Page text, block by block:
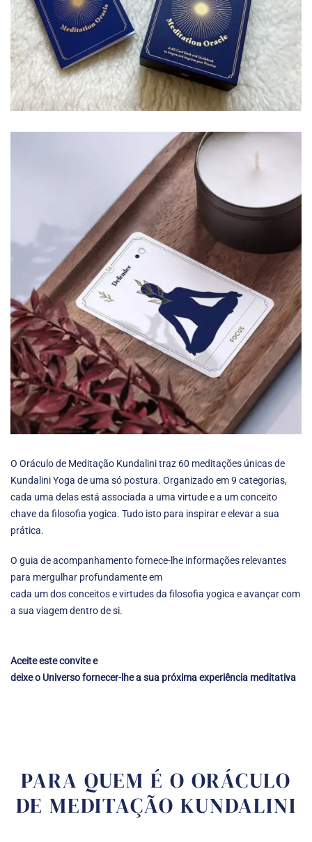
O Oráculo de Meditação Kundalini traz 60 meditações únicas de
Kundalini Yoga de uma só postura. Organizado em 9 categorias,
cada uma delas está associada a uma virtude e a um conceito
chave da filosofia yogica. Tudo isto para inspirar e elevar a sua
prática.
O guia de acompanhamentofornece-lhe informações relevantes
para mergulhar profundamente em
cada um dos conceitos e virtudes da filosofia yogica e avançar com
a sua viagem dentro de si.
Aceite este convite e
deixe o Universo fornecer-lhe a sua próxima experiência meditativa
PARA QUEM É O ORÁCULO
DE MEDITAÇÃO KUNDALINI